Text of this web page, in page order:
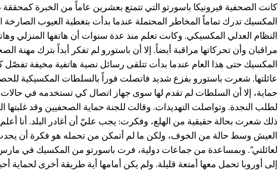
كانت الصحفية فيرونيكا باسورتو التي تتمتع بعشرين عاماً من الخبرة
المكسيك تدرك تماماً المخاطر المحتملة عندما بدأت بتغطية العيوب الصارخة
النظام العدلي المكسيكي. وكانت تعلم منذ عدة سنوات أن هاتفها المنزلي
مراقبان وأن تحركاتها مراقبة أيضاً. إلا أن باستورو لم تفكر أبداً بترك مهنة
المكسيك حتى هذا العام عندما بدأت تتلقى رسائل نصية هاتفية مخيفة
عائلتها. شعرت باستورو بفزع شديد فاتصلت فوراً بالسلطات المكسيكية
حماية، إلا أن السلطات لم تقدم لها سوى جهاز اتصال كي تستخدمه في
لطلب النجدة. وتواصلت التهديدات. وقالت للجنة حماية الصحفيين وقد غلبتها
ذلك شعرت بحالة حقيقية من الهلع، وفكرت: يجب عليّ أن أغادر البلد. أنا
العيش وسط حالة من الخوف، ولكن ما لم أتمكن من تحمله هو فكرة أن
لعائلتي”. وبمساعدة من جماعات دولية، فرت باسورتو من المكسيك في
إلى أوروبا تحمل معها أمتعة قليلة. ولم يكن أمامها أية طريقة أخرى لحماية